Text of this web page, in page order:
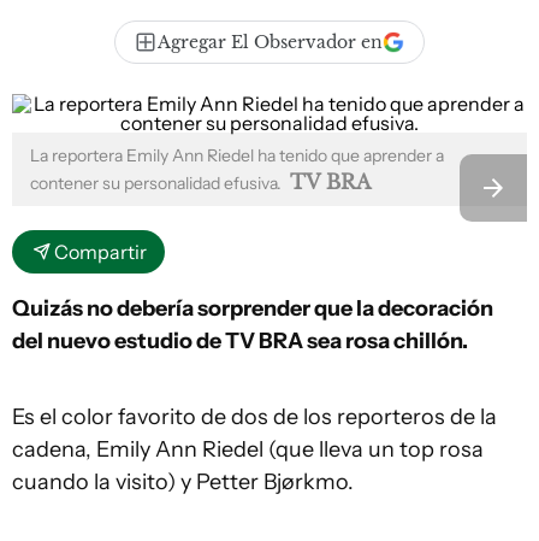
Agregar El Observador en
La reportera Emily Ann Riedel ha tenido que aprender a
contener su personalidad efusiva. TV BRA
Compartir
Quizás no debería sorprender que la decoración
del nuevo estudio de TV BRA sea rosa chillón.
Es el color favorito de dos de los reporteros de la
cadena, Emily Ann Riedel (que lleva un top rosa
cuando la visito) y Petter Bjørkmo.